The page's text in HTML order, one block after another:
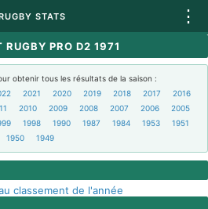
STATS ⋮
RUGBY PRO D2 1971
obtenir tous les résultats de la saison :
2021 2020 2019 2018 2017
2016
2010 2009 2008 2007 2006
2005
1998 1990 1987 1984 1953
1951
1950
1949
classement de l'année